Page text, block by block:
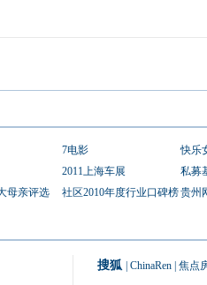
7电影
快乐
2011上海车展
私募
母亲评选 社区2010年度行业口碑榜贵州
搜狐 ChinaRen 焦点